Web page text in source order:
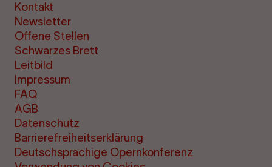
Kontakt
Newsletter
Offene Stellen
Schwarzes Brett
Leitbild
Impressum
FAQ
AGB
Datenschutz
Barrierefreiheitserklärung
Deutschsprachige Opernkonferenz